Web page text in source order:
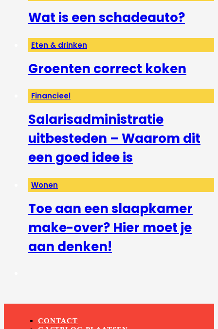
Wat is een schadeauto?
Eten & drinken
Groenten correct koken
Financieel
Salarisadministratie
uitbesteden – Waarom dit
een goed idee is
Wonen
Toe aan een slaapkamer
make-over? Hier moet je
aan denken!
CONTACT